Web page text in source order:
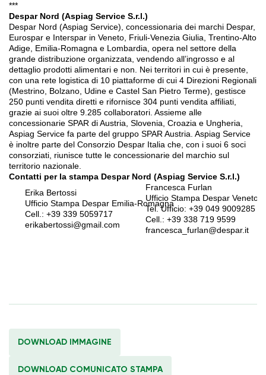
***
Despar Nord (Aspiag Service S.r.l.)
Despar Nord (Aspiag Service), concessionaria dei marchi Despar,
Eurospar e Interspar in Veneto, Friuli-Venezia Giulia, Trentino-Alto
Adige, Emilia-Romagna e Lombardia, opera nel settore della
grande distribuzione organizzata, vendendo all’ingrosso e al
dettaglio prodotti alimentari e non. Nei territori in cui è presente,
con una rete logistica di 10 piattaforme di cui 4 Direzioni Regionali
(Mestrino, Bolzano, Udine e Castel San Pietro Terme), gestisce
250 punti vendita diretti e rifornisce 304 punti vendita affiliati,
grazie ai suoi oltre 9.285 collaboratori. Assieme alle
concessionarie SPAR di Austria, Slovenia, Croazia e Ungheria,
Aspiag Service fa parte del gruppo SPAR Austria. Aspiag Service
è inoltre parte del Consorzio Despar Italia che, con i suoi 6 soci
consorziati, riunisce tutte le concessionarie del marchio sul
territorio nazionale.
Contatti per la stampa Despar Nord (Aspiag Service S.r.l.)
Erika Bertossi
Ufficio Stampa Despar Emilia-Romagna
Cell.: +39 339 5059717
erikabertossi@gmail.com
Francesca Furlan
Ufficio Stampa Despar Veneto
Tel. Ufficio: +39 049 9009285
Cell.: +39 338 719 9599
francesca_furlan@despar.it
DOWNLOAD IMMAGINE
DOWNLOAD COMUNICATO STAMPA